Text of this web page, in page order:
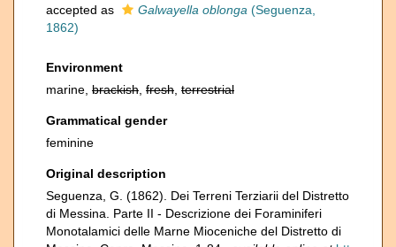
accepted as
Galwayella oblonga (Seguenza,
1862)
Environment
marine, brackish fresh terrestrial
Grammatical gender
feminine
Original description
Seguenza, G. (1862). Dei Terreni Terziarii del Distretto
di Messina. Parte II - Descrizione dei Foraminiferi
Monotalamici delle Marne Mioceniche del Distretto di